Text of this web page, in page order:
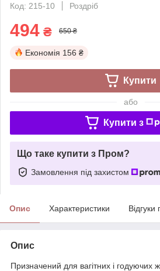
Код: 215-10
Роздріб
494 ₴ 650 ₴
Економія 156 ₴
Купити
або
Купити з
Що таке купити з Пром?
Замовлення під захистом
Опис Характеристики
Опис
Призначений для вагітних і годуючих